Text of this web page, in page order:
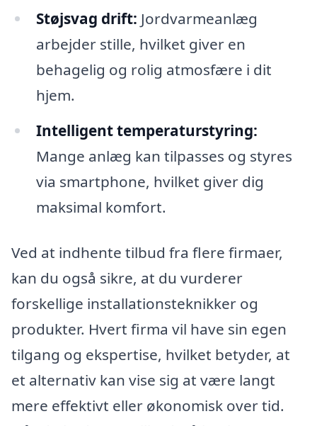
Støjsvag drift: Jordvarmeanlæg
arbejder stille, hvilket giver en
behagelig og rolig atmosfære i dit
hjem.
Intelligent temperaturstyring:
Mange anlæg kan tilpasses og styres
via smartphone, hvilket giver dig
maksimal komfort.
Ved at indhente tilbud fra flere firmaer,
kan du også sikre, at du vurderer
forskellige installationsteknikker og
produkter. Hvert firma vil have sin egen
tilgang og ekspertise, hvilket betyder, at
et alternativ kan vise sig at være langt
mere effektivt eller økonomisk over tid.